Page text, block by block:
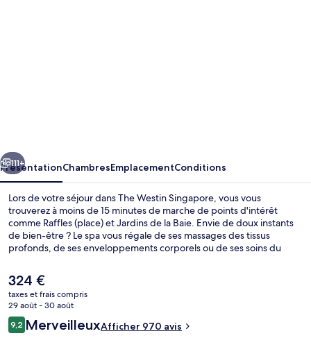
Suivant
111+
PrésentationChambresEmplacementConditions
Lors de votre séjour dans The Westin Singapore, vous vous
trouverez à moins de 15 minutes de marche de points d'intérêt
comme Raffles (place) et Jardins de la Baie. Envie de doux instants
de bien-être ? Le spa vous régale de ses massages des tissus
profonds, de ses enveloppements corporels ou de ses soins du
Brew vous ouvre ses portes pour le déjeuner et le dîner et vous
propose des spécialités Cuisine internationale. Cet hôtel de luxe
vous fait également profiter d'une piscine extérieure, d'un bar en
bord de piscine et d'une salle de fitness ouverte 24 h/24. Les autres
voyageurs adorent le personnel attentionné. L'hébergement se
situe à une très courte distance à pied des transports publics :
Le
prix
actuel
est
de
324 €
taxes et frais compris
29 août - 30 août
Avis
voyageurs
9,29,2 sur 10
MerveilleuxAfficher 970 avis